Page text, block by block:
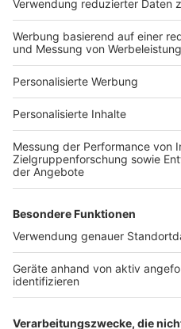
Hausanbieter-Suche
Bauprojekt-Profil
Für Unternehmen
Ihre Baufirma auf bauen.de
Kostenloses Infogespräch